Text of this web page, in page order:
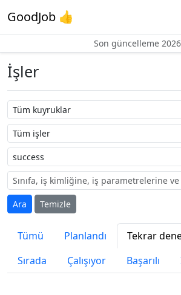
GoodJob 👍
Son güncelleme
İşler
Kuyruk adı
İş adı
Etiket
Ara
Temizle
Tümü Planlandı
Tekrar
Sırada
Çalışıyor Başarılı